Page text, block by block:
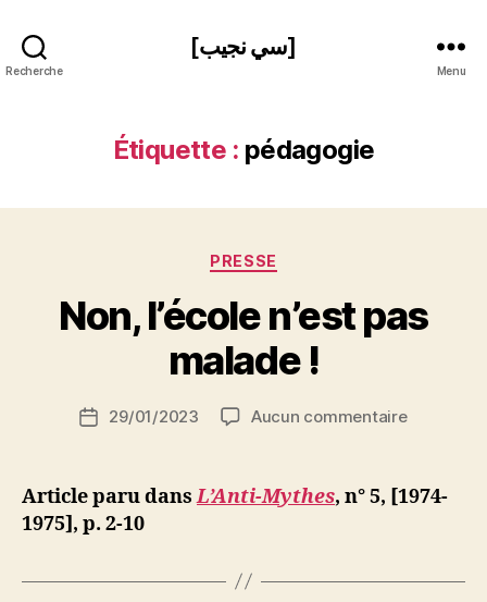
Recherche
[سي نجيب]
Menu
Étiquette : pédagogie
Catégories
PRESSE
Non, l’école n’est pas
malade !
de
a
S
N
ji
b
Date29/01/2023 Aucun commentairesur
n’est
Article paru dansL’Anti-Mythes, n° 5, [1974-
1975], p. 2-10